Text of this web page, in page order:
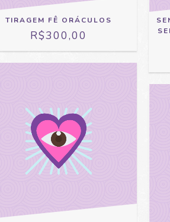
TIRAGEM FÊ ORÁCULOS
R$300,00